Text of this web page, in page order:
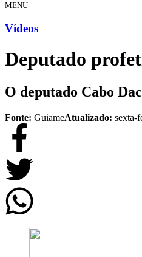
MENU
Vídeos
Deputado
O deputado Cabo
Fonte: GuiameAtualizado: sexta-